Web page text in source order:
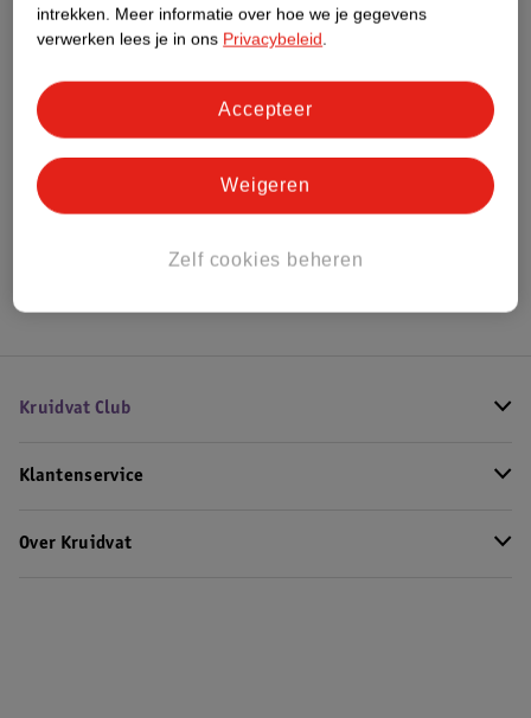
Alle Buggy's
Hoe controleren wij de reviews?
Kruidvat Club
Klantenservice
Over Kruidvat
intrekken. Meer informatie over hoe we je gegevens
verwerken lees je in ons Privacybeleid.
Zelf cookies beheren
Weigeren
Accepteer